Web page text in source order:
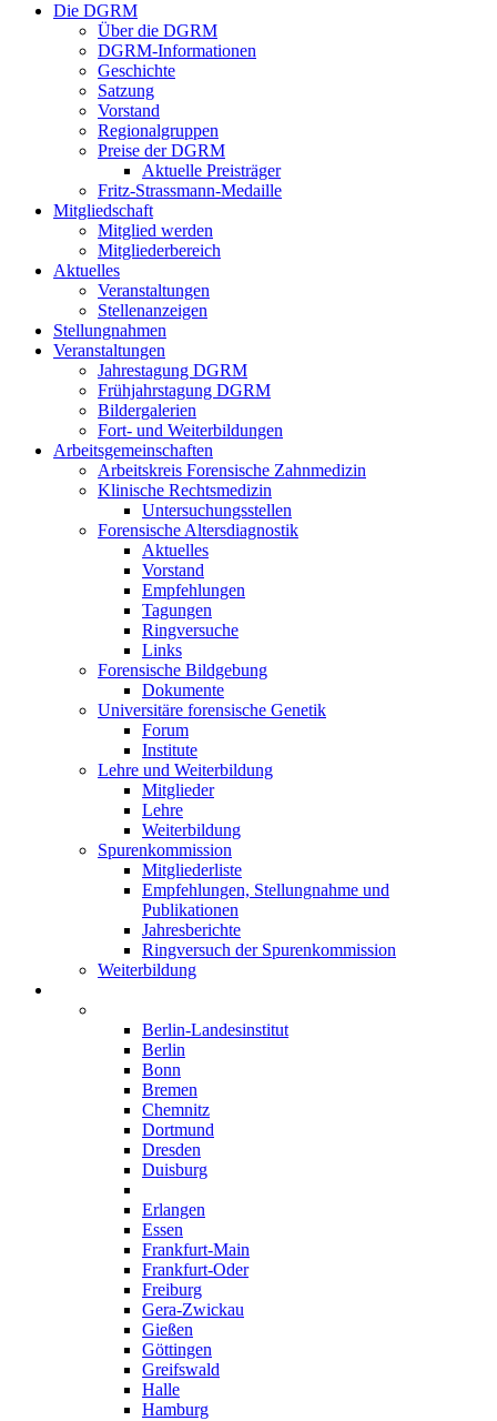
Die DGRM
Über die DGRM
DGRM-Informationen
Geschichte
Satzung
Vorstand
Regionalgruppen
Preise der DGRM
Aktuelle Preisträger
Fritz-Strassmann-Medaille
Mitgliedschaft
Mitglied werden
Mitgliederbereich
Aktuelles
Veranstaltungen
Stellenanzeigen
Stellungnahmen
Veranstaltungen
Jahrestagung DGRM
Frühjahrstagung DGRM
Bildergalerien
Fort- und Weiterbildungen
Arbeitsgemeinschaften
Arbeitskreis Forensische Zahnmedizin
Klinische Rechtsmedizin
Untersuchungsstellen
Forensische Altersdiagnostik
Aktuelles
Vorstand
Empfehlungen
Tagungen
Ringversuche
Links
Forensische Bildgebung
Dokumente
Universitäre forensische Genetik
Forum
Institute
Lehre und Weiterbildung
Mitglieder
Lehre
Weiterbildung
Spurenkommission
Mitgliederliste
Empfehlungen, Stellungnahme und
Publikationen
Jahresberichte
Ringversuch der Spurenkommission
Weiterbildung
Berlin-Landesinstitut
Berlin
Bonn
Bremen
Chemnitz
Dortmund
Dresden
Duisburg
Erlangen
Essen
Frankfurt-Main
Frankfurt-Oder
Freiburg
Gera-Zwickau
Gießen
Göttingen
Greifswald
Halle
Hamburg